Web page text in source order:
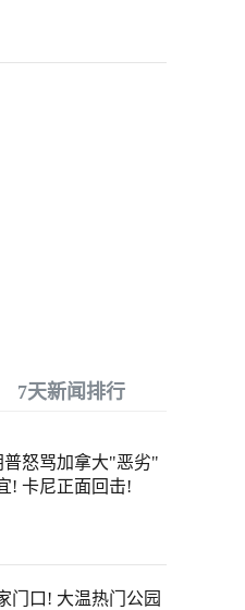
7天新闻排行
普怒骂加拿大"恶劣"
! 卡尼正面回击!
门口! 大温热门公园